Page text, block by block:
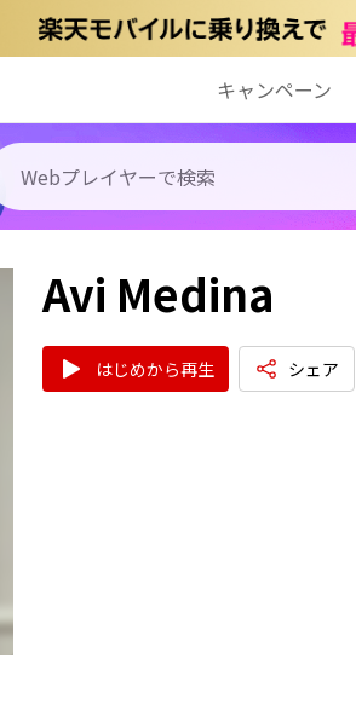
キャンペーン
Avi Medina
はじめから再生 シェア